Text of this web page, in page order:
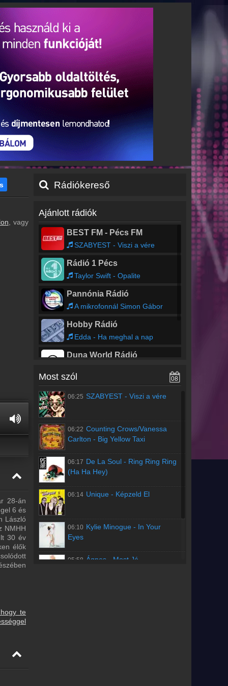
, vagy
28-án
6 és
László
NMHH
30 év
élők
te
Rádiókereső
Ajánlott rádiók
BEST FM - Pécs FM
SZABYEST - Viszi a vére
Rádió 1 Pécs
Taylor Swift - Opalite
Pannónia Rádió
A mikrofonnál Simon Gábor
Hobby Rádió
Edda - Ha meghal a nap
Duna World Rádió
Rádió Pole Pozíció
Matt Simons - Too Much
Most szól 08
06:25 SZABYEST - Viszi a vére
06:22 Counting Crows/Vanessa
Carlton - Big Yellow Taxi
06:17 De La Soul - Ring Ring Ring
(Ha Ha Hey)
06:14 Unique - Képzeld El
06:10 Kylie Minogue - In Your
Eyes
05:58 Ágnes Most Jó